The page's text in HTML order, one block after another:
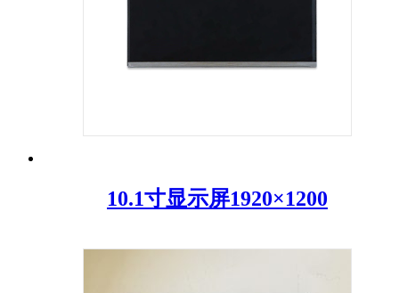
10.1寸显示屏1920×1200